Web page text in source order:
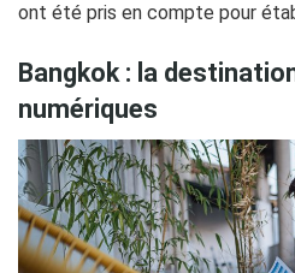
ont été pris en compte pour
Bangkok : la
numériques